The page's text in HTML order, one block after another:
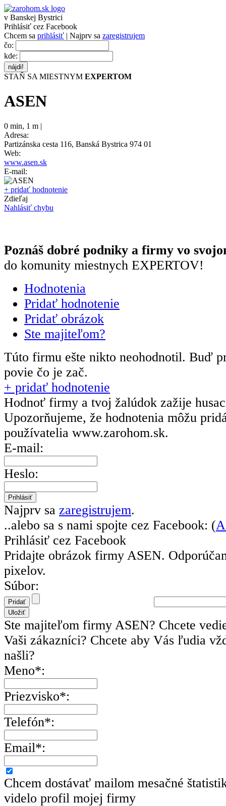
v Banskej Bystrici
Prihlásiť cez Facebook
Chcem sa prihlásiť | Najprv sa zaregistrujem
čo:
kde:
STAŇ SA MIESTNYM EXPERTOM
ASEN
0 min, 1 m |
Adresa:
Partizánska cesta 116, Banská Bystrica 974 01
Web:
www.asen.sk
E-mail:
+ pridať hodnotenie
Zdieľaj
Nahlásiť chybu
Poznáš dobré podniky a firmy vo
do komunity miestnych EXPERTOV!
Hodnotenia
Pridať hodnotenie
Pridať obrázok
Ste majiteľom?
Túto firmu ešte nikto neohodnotil. Buď
povie čo je zač.
+ pridať hodnotenie
Hodnoť firmy a tvoj žalúdok zažije
Upozorňujeme, že hodnotenia môžu
používatelia www.zarohom.sk.
E-mail:
Heslo:
Najprv sa zaregistrujem.
..alebo sa s nami spojte cez Facebook: (
Prihlásiť cez Facebook
Pridajte obrázok firmy ASEN.
pixelov.
Súbor:
Ste majiteľom firmy ASEN? Chcete
Vaši zákazníci? Chcete aby Vás ľudia
našli?
Meno*:
Priezvisko*:
Telefón*:
Email*:
Chcem dostávať mailom mesačné
videlo profil mojej firmy